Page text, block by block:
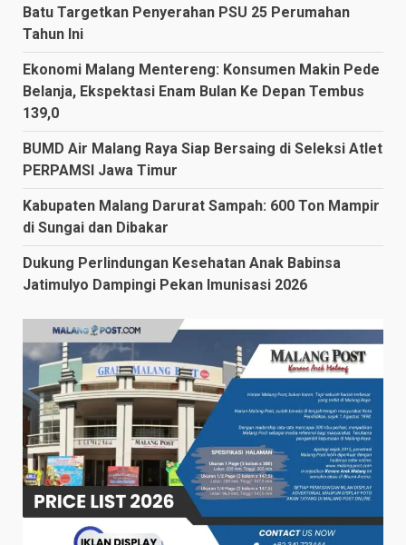
Batu Targetkan Penyerahan PSU 25 Perumahan
Tahun Ini
Ekonomi Malang Mentereng: Konsumen Makin Pede
Belanja, Ekspektasi Enam Bulan Ke Depan Tembus
139,0
BUMD Air Malang Raya Siap Bersaing di Seleksi Atlet
PERPAMSI Jawa Timur
Kabupaten Malang Darurat Sampah: 600 Ton Mampir
di Sungai dan Dibakar
Dukung Perlindungan Kesehatan Anak Babinsa
Jatimulyo Dampingi Pekan Imunisasi 2026